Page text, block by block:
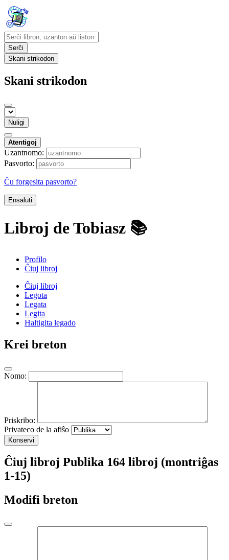
Serĉi
Skani strikodon
Skani strikodon
Nuligi
Atentigoj
Uzantnomo:
Pasvorto:
Ĉu forgesita pasvorto?
Ensaluti
Libroj de Tobiasz 📚
Profilo
Ĉiuj libroj
Ĉiuj libroj
Legota
Legata
Legita
Haltigita legado
Krei breton
Nomo:
Priskribo:
Privateco de la afiŝo
Konservi
Ĉiuj libroj Publika 164 libroj (montriĝas
1-15)
Modifi breton